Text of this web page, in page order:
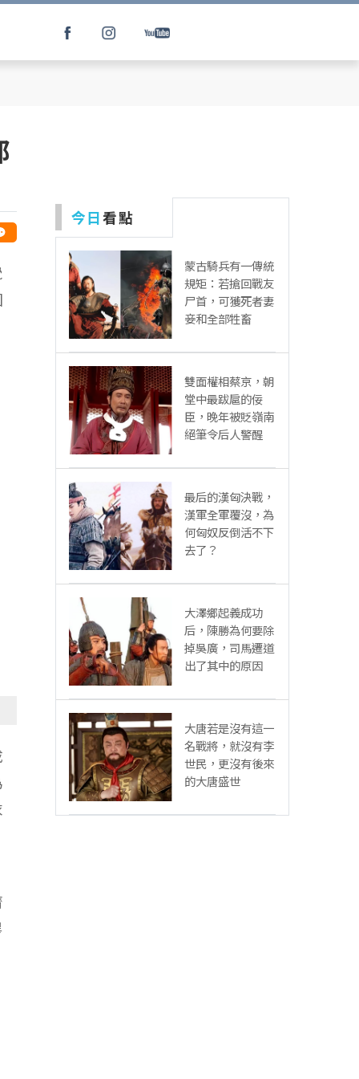
今日看點
蒙古騎兵有一傳統
規矩：若搶回戰友
尸首，可獲死者妻
妾和全部牲畜
雙面權相蔡京，朝
堂中最跋扈的佞
臣，晚年被貶嶺南
絕筆令后人警醒
最后的漢匈決戰，
漢軍全軍覆沒，為
何匈奴反倒活不下
去了？
大澤鄉起義成功
后，陳勝為何要除
掉吳廣，司馬遷道
出了其中的原因
大唐若是沒有這一
名戰將，就沒有李
世民，更沒有後來
的大唐盛世